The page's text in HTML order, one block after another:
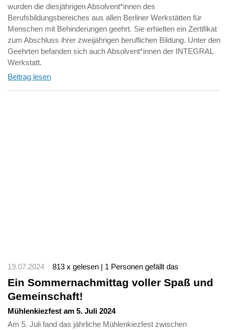
wurden die diesjährigen Absolvent*innen des
Berufsbildungsbereiches aus allen Berliner Werkstätten für
Menschen mit Behinderungen geehrt. Sie erhielten ein Zertifikat
zum Abschluss ihrer zweijährigen beruflichen Bildung. Unter den
Geehrten befanden sich auch Absolvent*innen der INTEGRAL
Werkstatt.
Beitrag lesen
19.07.2024 813 x gelesen | 1 Personen gefällt das
Ein Sommernachmittag voller Spaß und
Gemeinschaft!
Mühlenkiezfest am 5. Juli 2024
Am 5. Juli fand das jährliche Mühlenkiezfest zwischen